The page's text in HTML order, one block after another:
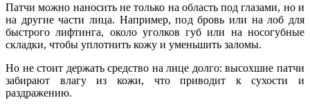
Патчи можно наносить не только на область под глазами, но и
на другие части лица. Например, под бровь или на лоб для
быстрого лифтинга, около уголков губ или на носогубные
складки, чтобы уплотнить кожу и уменьшить заломы.
Но не стоит держать средство на лице долго: высохшие патчи
забирают влагу из кожи, что приводит к сухости и
раздражению.